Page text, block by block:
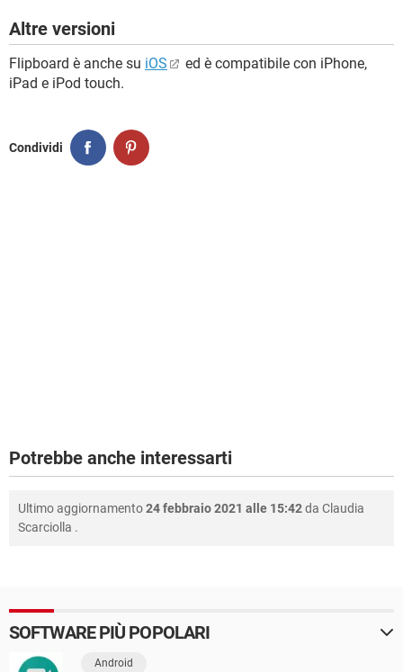
Altre versioni
Flipboard è anche su iOS
ed è compatibile con iPhone,
iPad e iPod touch.
Condividi
Potrebbe anche interessarti
Ultimo aggiornamento24 febbraio 2021 alle 15:42da Claudia
Scarciolla .
SOFTWARE PIÙ POPOLARI
Android